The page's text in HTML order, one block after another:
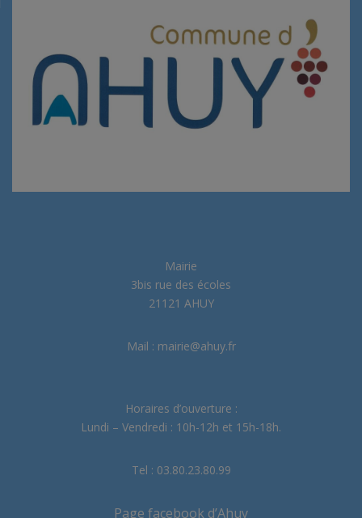
Mairie
3bis rue des écoles
21121 AHUY
Mail : mairie@ahuy.fr
Horaires d’ouverture :
Lundi – Vendredi : 10h-12h et 15h-18h.
Tel : 03.80.23.80.99
Page facebook d’Ahuy